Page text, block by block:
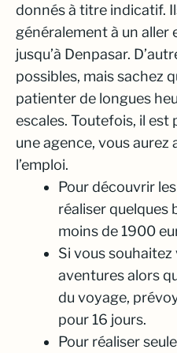
donnés à titre indicatif.
généralement à un aller
jusqu’à Denpasar.
possibles, mais sachez
patienter de longues
escales. Toutefois, il
une agence, vous aurez
l’emploi.
Pour découvrir
réaliser quelques
moins de 1900
Si vous
aventures alors
du voyage,
pour 16 jours.
Pour réaliser